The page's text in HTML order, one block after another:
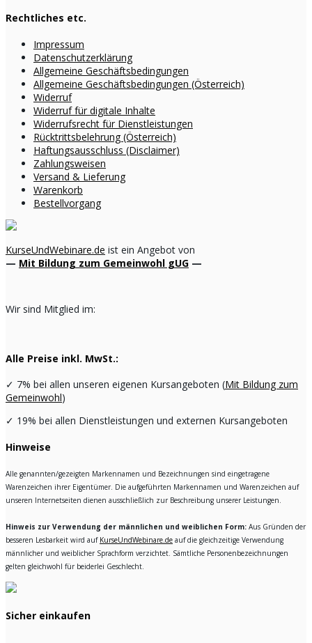
Rechtliches etc.
Impressum
Datenschutzerklärung
Allgemeine Geschäftsbedingungen
Allgemeine Geschäftsbedingungen (Österreich)
Widerruf
Widerruf für digitale Inhalte
Widerrufsrecht für Dienstleistungen
Rücktrittsbelehrung (Österreich)
Haftungsausschluss (Disclaimer)
Zahlungsweisen
Versand & Lieferung
Warenkorb
Bestellvorgang
KurseUndWebinare.de ist ein Angebot von
— Mit Bildung zum Gemeinwohl gUG —
Wir sind Mitglied im:
Alle Preise inkl. MwSt.:
✓ 7% bei allen unseren eigenen Kursangeboten (Mit Bildung zum
Gemeinwohl)
✓ 19% bei allen Dienstleistungen und externen Kursangeboten
Hinweise
Alle genannten/gezeigten Markennamen und Bezeichnungen sind eingetragene
Warenzeichen ihrer Eigentümer. Die aufgeführten Markennamen und Warenzeichen auf
unseren Internetseiten dienen ausschließlich zur Beschreibung unserer Leistungen.
Hinweis zur Verwendung der männlichen und weiblichen Form: Aus Gründen der
besseren Lesbarkeit wird auf KurseUndWebinare.de auf die gleichzeitige Verwendung
männlicher und weiblicher Sprachform verzichtet. Sämtliche Personenbezeichnungen
gelten gleichwohl für beiderlei Geschlecht.
Sicher einkaufen